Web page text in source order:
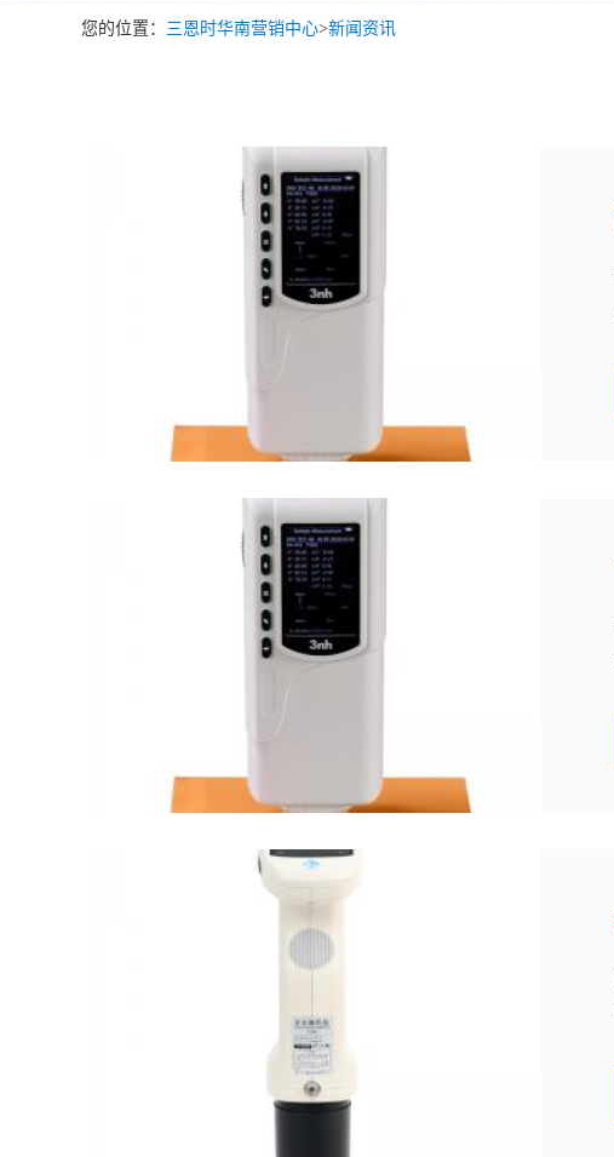
您的位置： 三恩时华南营销中心>新闻资讯